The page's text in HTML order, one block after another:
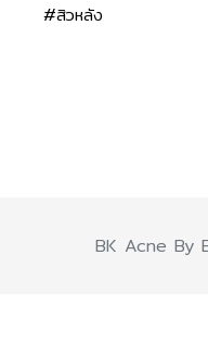
#สิวหลัง
BK Acne By